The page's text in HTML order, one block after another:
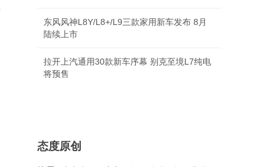
东风风神L8Y/L8+/L9三款家用新车发布 8月
陆续上市
拉开上汽通用30款新车序幕 别克至境L7纯电
将预售
态度原创